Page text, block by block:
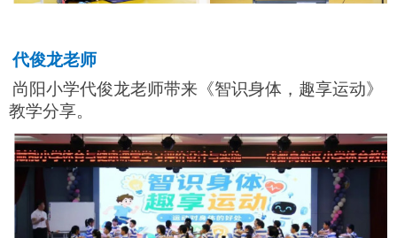
代俊龙老师
尚阳小学代俊龙老师带来《智识身体，趣享运动》
教学分享。